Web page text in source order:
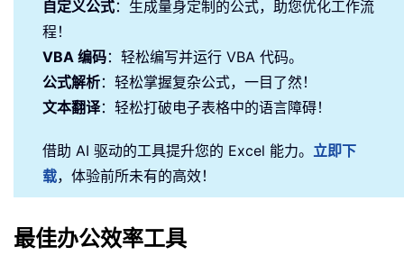
自定义公式：生成量身定制的公式，助您优化工作流
程！
VBA 编码：轻松编写并运行 VBA 代码。
公式解析：轻松掌握复杂公式，一目了然！
文本翻译：轻松打破电子表格中的语言障碍！
借助 AI 驱动的工具提升您的 Excel 能力。 立即下
载，体验前所未有的高效！
最佳办公效率工具